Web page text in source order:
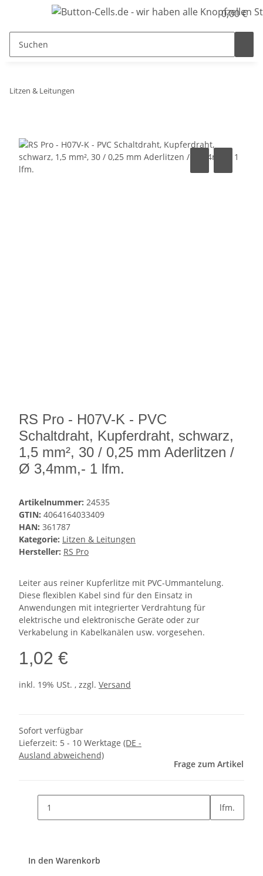
0,00 €
Litzen & Leitungen
RS Pro - H07V-K - PVC
Schaltdraht, Kupferdraht, schwarz,
1,5 mm², 30 / 0,25 mm Aderlitzen /
Ø 3,4mm,- 1 lfm.
Artikelnummer: 24535
GTIN: 4064164033409
HAN: 361787
Kategorie: Litzen & Leitungen
Hersteller: RS Pro
Leiter aus reiner Kupferlitze mit PVC-Ummantelung.
Diese flexiblen Kabel sind für den Einsatz in
Anwendungen mit integrierter Verdrahtung für
elektrische und elektronische Geräte oder zur
Verkabelung in Kabelkanälen usw. vorgesehen.
1,02 €
inkl. 19% USt. , zzgl. Versand
Sofort verfügbar
Lieferzeit: 5 - 10 Werktage (DE -
Ausland abweichend)
Frage zum Artikel
lfm.
In den Warenkorb